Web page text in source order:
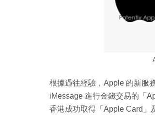
根據過往經驗，Apple 的新服
iMessage 進行金錢交易的「
香港成功取得「Apple Card」